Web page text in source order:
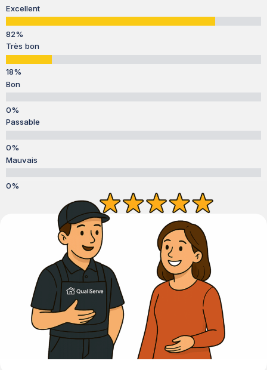
Excellent
Très bon
Bon
Passable
Mauvais